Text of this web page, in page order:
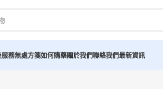
服務無處方箋如何購藥關於我們聯絡我們最新資訊